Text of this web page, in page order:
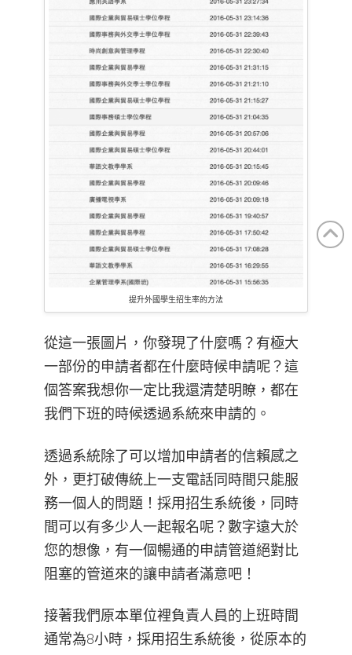
提升外國學生招生率的方法
從這一張圖片，你發現了什麼嗎？有極大
一部份的申請者都在什麼時候申請呢？這
個答案我想你一定比我還清楚明瞭，都在
我們下班的時候透過系統來申請的。
透過系統除了可以增加申請者的信賴感之
外，更打破傳統上一支電話同時間只能服
務一個人的問題！採用招生系統後，同時
間可以有多少人一起報名呢？數字遠大於
您的想像，有一個暢通的申請管道絕對比
阻塞的管道來的讓申請者滿意吧！
接著我們原本單位裡負責人員的上班時間
通常為8小時，採用招生系統後，從原本的